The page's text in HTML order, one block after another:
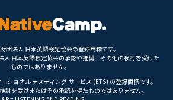
団法人 日本英語検定協会の登録商標です。
人 日本英語検定協会の承認や推奨、その他の検討を受けた
ものではありません。
ショナル テスティング サービス (ETS) の登録商標です。
討を受けまたはその承認を得たものではありません。